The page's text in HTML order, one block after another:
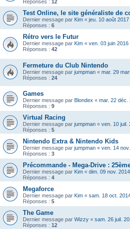
Réponses : 12
Test Online, le site généraliste de
Dernier message par Kim « jeu. 10 août
Réponses : 6
Rétro vers le Futur
Dernier message par Kim « ven. 03 juin 2016
Réponses : 42
Fermeture du Club Nintendo
Dernier message par jumpman « mar. 29
Réponses : 24
Games
Dernier message par Blondex « mar. 22 déc.
Réponses : 9
Virtual Racing
Dernier message par jumpman « ven. 10 juil.
Réponses : 5
Nintendo Extra & Nintendo Kids
Dernier message par jumpman « ven. 14
Réponses : 3
Précommande - Mega-Drive :
Dernier message par Kim « dim. 09 nov.
Réponses : 4
Megaforce
Dernier message par Kim « sam. 18 oct.
Réponses : 5
The Game
Dernier message par Wizzy « sam. 26 juil.
Réponses : 12